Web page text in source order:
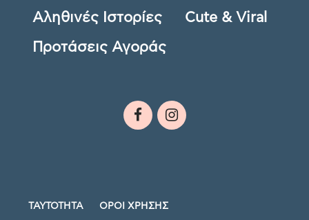
Αληθινές Ιστορίες Cute & Viral
Προτάσεις Αγοράς
ΤΑΥΤΟΤΗΤΑ ΟΡΟΙ ΧΡΗΣΗΣ